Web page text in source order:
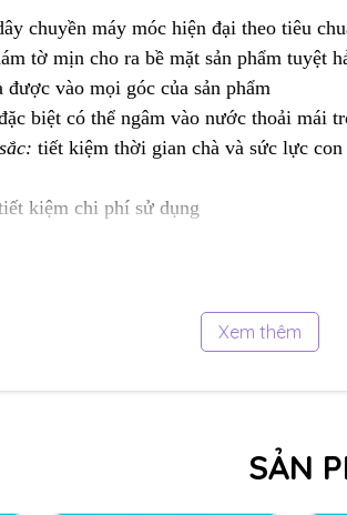
chuyền máy móc hiện đại theo tiêu
tờ mịn cho ra bề mặt sản phẩm tuyệt
được vào mọi góc của sản phẩm
biệt có thể ngâm vào nước thoải mái
tiết kiệm thời gian chà và sức lực
kiệm chi phí sử dụng
Xem thêm
SẢN